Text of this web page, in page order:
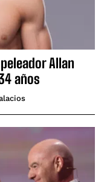
peleador Allan
años